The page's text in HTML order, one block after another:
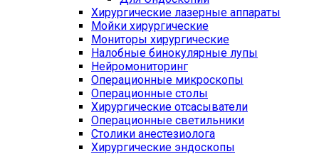
Хирургические лазерные аппараты
Мойки хирургические
Мониторы хирургические
Налобные бинокулярные лупы
Нейромониторинг
Операционные микроскопы
Операционные столы
Хирургические отсасыватели
Операционные светильники
Столики анестезиолога
Хирургические эндоскопы